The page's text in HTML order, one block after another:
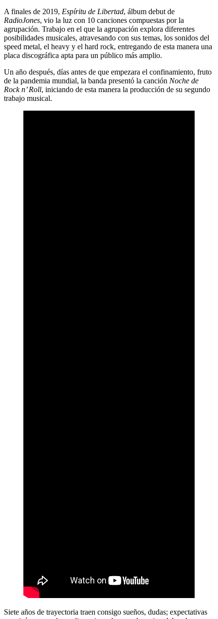
A finales de 2019, Espíritu de Libertad, álbum debut de
RadioJones, vio la luz con 10 canciones compuestas por la
agrupación. Trabajo en el que la agrupación explora diferentes
posibilidades musicales, atravesando con sus temas, los sonidos del
speed metal, el heavy y el hard rock, entregando de esta manera una
placa discográfica apta para un público más amplio.
Un año después, días antes de que empezara el confinamiento, fruto
de la pandemia mundial, la banda presentó la canción Noche de
Rock n’ Roll, iniciando de esta manera la producción de su segundo
trabajo musical.
Siete años de trayectoria traen consigo sueños, dudas; expectativas